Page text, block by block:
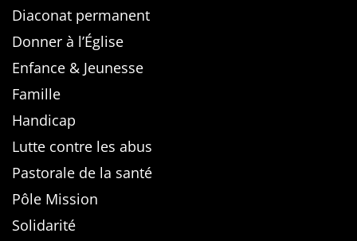
Diaconat permanent
Donner à l’Église
Enfance & Jeunesse
Famille
Handicap
Lutte contre les abus
Pastorale de la santé
Pôle Mission
Solidarité